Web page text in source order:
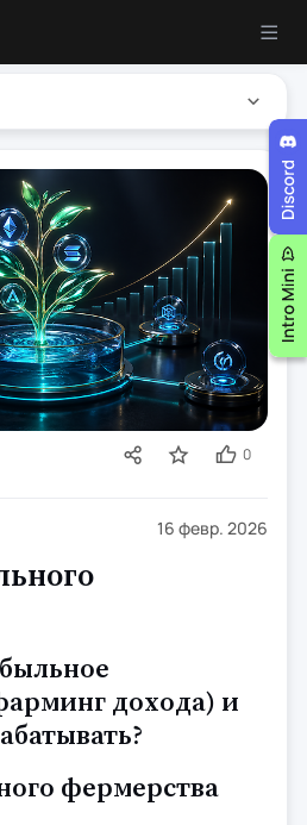
16 февр. 2026
0
дохода) и
фермерства